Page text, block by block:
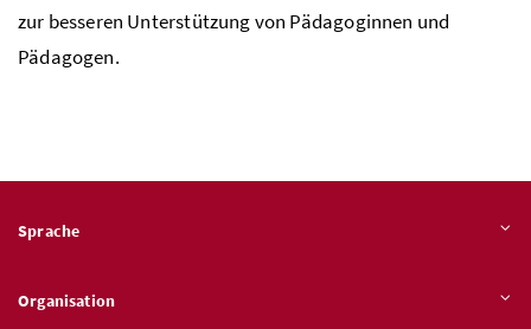
zur besseren Unterstützung von Pädagoginnen und
Pädagogen.
Sprache
Organisation